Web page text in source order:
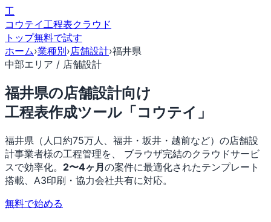
工
コウテイ工程表クラウド
トップ無料で試す
ホーム›業種別›店舗設計›福井県
中部エリア / 店舗設計
福井県の店舗設計向け
工程表作成ツール「コウテイ」
福井県（人口約75万人、福井・坂井・越前など）の店舗設
計事業者様の工程管理を、 ブラウザ完結のクラウドサービ
スで効率化。 2〜4ヶ月の案件に最適化されたテンプレート
搭載、A3印刷・協力会社共有に対応。
無料で始める